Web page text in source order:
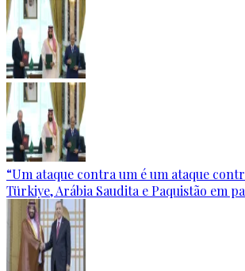
“Um ataque contra um é um ataque
Türkiye, Arábia Saudita e Paquistão em